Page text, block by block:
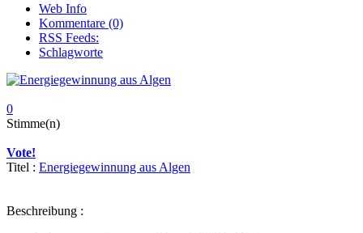
Web Info
Kommentare (0)
RSS Feeds:
Schlagworte
0
Stimme(n)
Vote!
Titel : Energiegewinnung aus Algen
Beschreibung :